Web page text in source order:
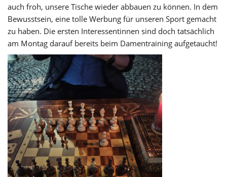
auch froh, unsere Tische wieder abbauen zu können. In dem
Bewusstsein, eine tolle Werbung für unseren Sport gemacht
zu haben. Die ersten Interessentinnen sind doch tatsächlich
am Montag darauf bereits beim Damentraining aufgetaucht!